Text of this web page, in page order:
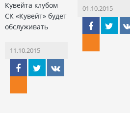
Кувейта клубом
СК «Кувейт» будет
обслуживать
11.10.2015
01.10.2015